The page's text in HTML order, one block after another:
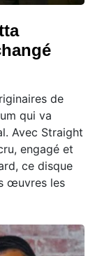
de
qui va
Avec Straight
engagé et
ce disque
œuvres les